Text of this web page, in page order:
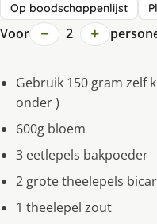
Op boodschappenlijst
Voor − 2 +
Gebruik 150 gram zelf
onder )
600g bloem
3 eetlepels bakpoeder
2 grote theelepels
1 theelepel zout